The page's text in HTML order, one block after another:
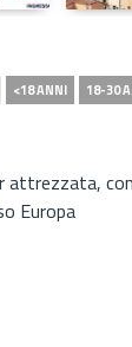
<18 ANNI 18-30
attrezzata,
Europa